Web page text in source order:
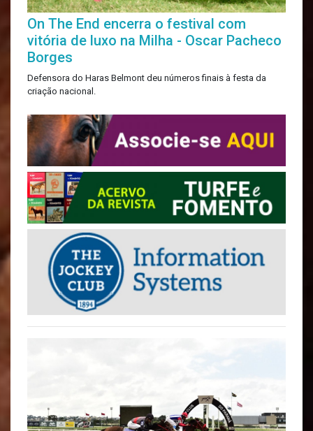
On The End encerra o festival com
vitória de luxo na Milha - Oscar Pacheco
Borges
Defensora do Haras Belmont deu números finais à festa da
criação nacional.